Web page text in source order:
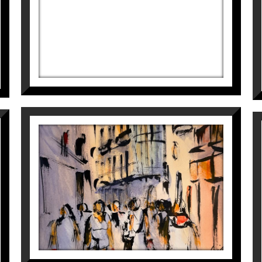
CARRER MAJOR, CASA MAGÍ
LLORENS III
Maite Farreres
390€